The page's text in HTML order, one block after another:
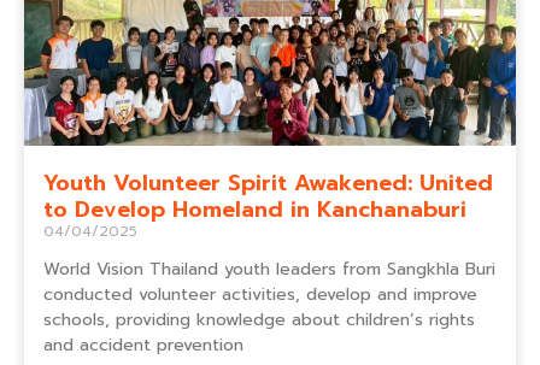
Youth Volunteer Spirit Awakened: United
to Develop Homeland in Kanchanaburi
04/04/2025
World Vision Thailand youth leaders from Sangkhla Buri
conducted volunteer activities, develop and improve
schools, providing knowledge about children’s rights
and accident prevention